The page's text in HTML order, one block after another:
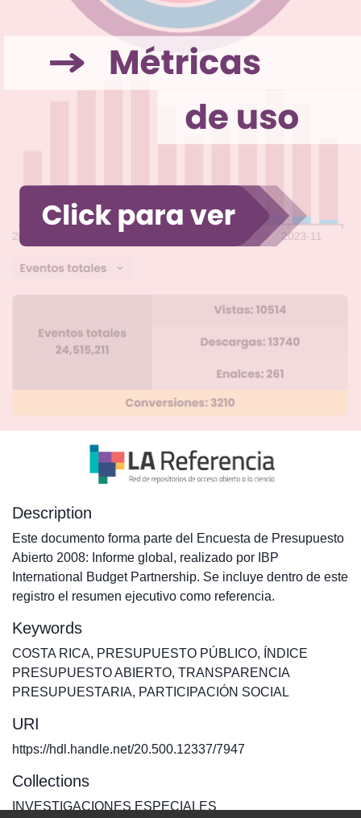
Description
Este documento forma parte del Encuesta de Presupuesto
Abierto 2008: Informe global, realizado por IBP
International Budget Partnership. Se incluye dentro de este
registro el resumen ejecutivo como referencia.
Keywords
COSTA RICA, PRESUPUESTO PÚBLICO,
ÍNDICE
PRESUPUESTO ABIERTO, TRANSPARENCIA
PRESUPUESTARIA, PARTICIPACIÓN SOCIAL
URI
https://hdl.handle.net/20.500.12337/7947
Collections
INVESTIGACIONES ESPECIALES